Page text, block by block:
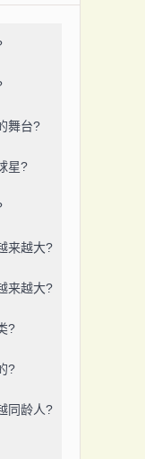
舞台?
星?
来越大?
来越大?
?
?
同龄人?